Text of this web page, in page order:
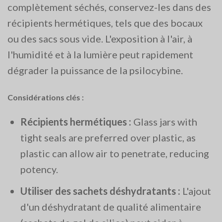
complètement séchés, conservez-les dans des
récipients hermétiques, tels que des bocaux
ou des sacs sous vide. L'exposition à l'air, à
l'humidité et à la lumière peut rapidement
dégrader la puissance de la psilocybine.
Considérations clés :
Récipients hermétiques : Glass jars with
tight seals are preferred over plastic, as
plastic can allow air to penetrate, reducing
potency​.
Utiliser des sachets déshydratants : L'ajout
d'un déshydratant de qualité alimentaire